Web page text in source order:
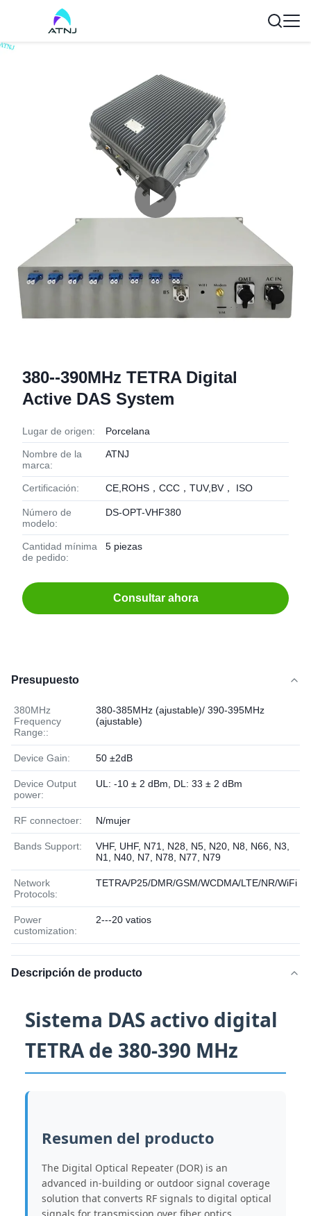
380--390MHz TETRA Digital
Active DAS System
Lugar de origen: Porcelana
Nombre de la
marca:
ATNJ
Certificación: CE,ROHS，CCC，TUV,BV， ISO
Número de
modelo:
DS-OPT-VHF380
Cantidad mínima
de pedido:
5 piezas
Consultar ahora
Presupuesto
380MHz
Frequency
Range::
380-385MHz (ajustable)/ 390-395MHz
(ajustable)
Device Gain: 50 ±2dB
Device Output
power:
UL: -10 ± 2 dBm, DL: 33 ± 2 dBm
RF connectoer: N/mujer
Bands Support:
VHF, UHF, N71, N28, N5, N20, N8, N66, N3,
N1, N40, N7, N78, N77, N79
Network
Protocols:
TETRA/P25/DMR/GSM/WCDMA/LTE/NR/WiFi
Power
customization:
2---20 vatios
Descripción de producto
Sistema DAS activo digital
TETRA de 380-390 MHz
Resumen del producto
The Digital Optical Repeater (DOR) is an
advanced in-building or outdoor signal coverage
solution that converts RF signals to digital optical